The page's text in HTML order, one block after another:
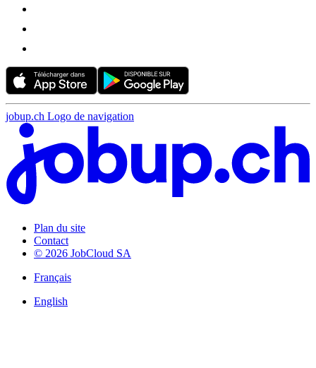
jobup.ch Logo de navigation
Plan du site
Contact
© 2026 JobCloud SA
Français
English